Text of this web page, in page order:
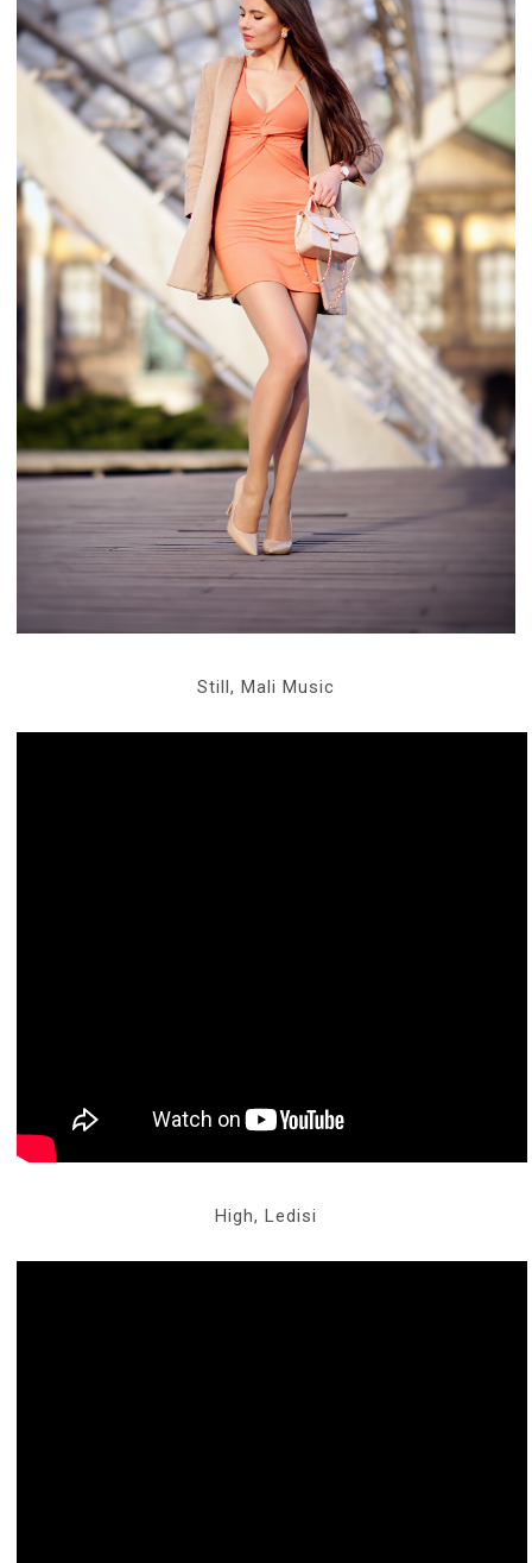
Still, Mali Music
High, Ledisi